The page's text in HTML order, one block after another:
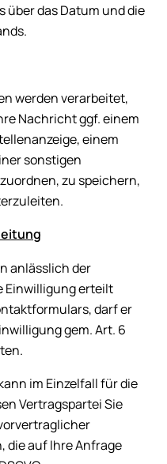
über das Datum und die
werden verarbeitet,
Nachricht ggf. einem
einem
sonstigen
zu speichern,
anlässlich der
Einwilligung erteilt
darf er
gem. Art. 6
im Einzelfall für die
Vertragspartei Sie
die auf Ihre Anfrage